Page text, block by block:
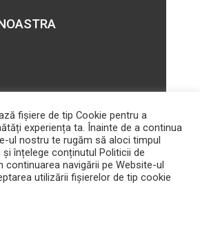
ECO METAL - Toate drepturile rezervate
fişiere de tip Cookie pentru a
experiența ta. Înainte de a continua
ul nostru te rugăm să aloci timpul
înțelege conținutul Politicii de
continuarea navigării pe Website-ul
utilizării fişierelor de tip cookie